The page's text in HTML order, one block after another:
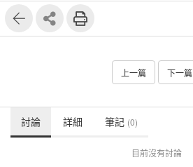
上一篇 下一篇
討論 詳細 筆記 (0)
目前沒有討論